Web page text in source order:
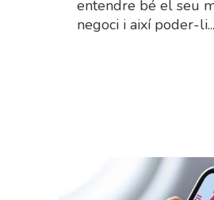
entendre bé el seu
negoci i així poder-li...